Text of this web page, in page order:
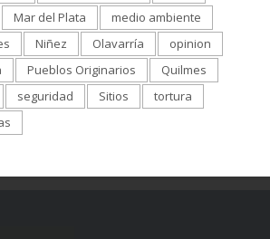
Mar del Plata
medio ambiente
Niñez Olavarría
opinion
Pueblos Originarios
Quilmes
seguridad Sitios
tortura